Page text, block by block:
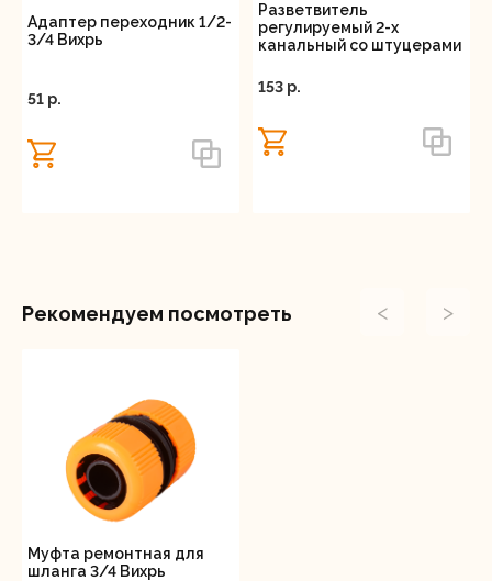
Адаптер переходник 1/2-
3/4 Вихрь
51 p.
Разветвитель
регулируемый 2-х
канальный со штуцерами
153 p.
Рекомендуем посмотреть < >
Муфта ремонтная для
шланга 3/4 Вихрь